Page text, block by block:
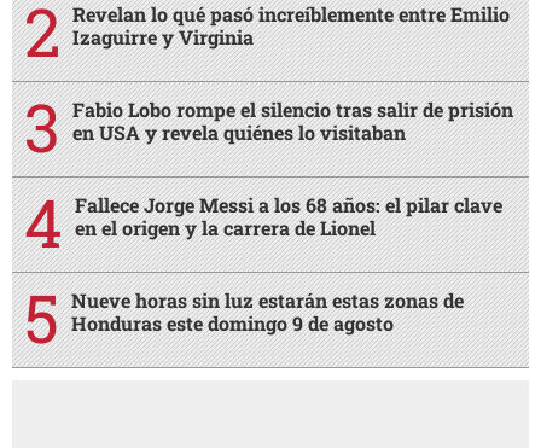
Revelan lo qué pasó increíblemente entre Emilio
Izaguirre y Virginia
Fabio Lobo rompe el silencio tras salir de prisión
en USA y revela quiénes lo visitaban
Fallece Jorge Messi a los 68 años: el pilar clave
en el origen y la carrera de Lionel
Nueve horas sin luz estarán estas zonas de
Honduras este domingo 9 de agosto